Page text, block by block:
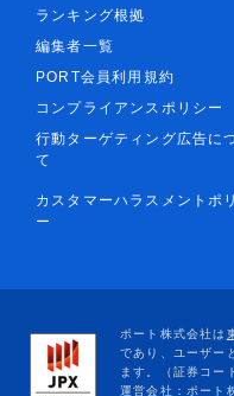
ランキング根拠
編集者一覧
PORT会員利用規約
コンプライアンスポリシー
行動ターゲティング広告に
て
カスタマーハラスメントポ
ー